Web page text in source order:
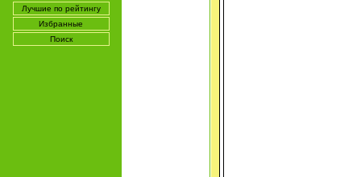
Лучшие по рейтингу
Избранные
Поиск